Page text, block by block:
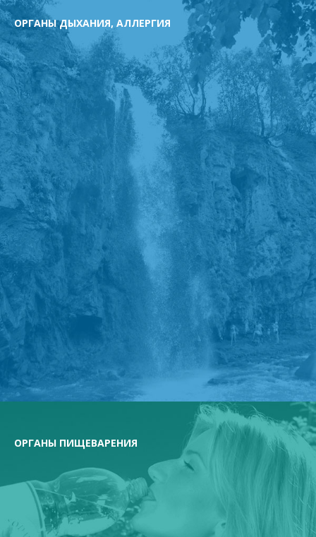
ОРГАНЫ ДЫХАНИЯ, АЛЛЕРГИЯ
ОРГАНЫ ПИЩЕВАРЕНИЯ